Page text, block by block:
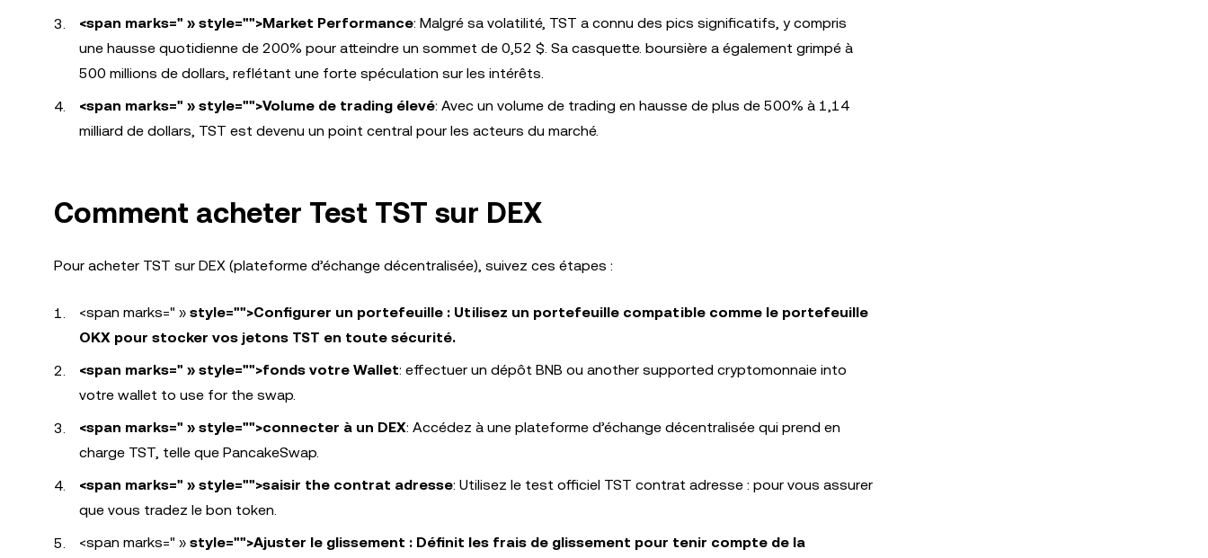
<span marks=" » style="">Market Performance: Malgré sa volatilité, TST a connu des pics significatifs, y compris
une hausse quotidienne de 200% pour atteindre un sommet de 0,52 $. Sa casquette. boursière a également grimpé à
500 millions de dollars, reflétant une forte spéculation sur les intérêts.
<span marks=" » style="">Volume de trading élevé: Avec un volume de trading en hausse de plus de 500% à 1,14
milliard de dollars, TST est devenu un point central pour les acteurs du marché.
Comment acheter Test TST sur DEX
Pour acheter TST sur DEX (plateforme d’échange décentralisée), suivez ces étapes :
<span marks=" » style="">Configurer un portefeuille : Utilisez un portefeuille compatible comme le portefeuille
OKX pour stocker vos jetons TST en toute sécurité.
<span marks=" » style="">fonds votre Wallet: effectuer un dépôt BNB ou another supported cryptomonnaie into
votre wallet to use for the swap.
<span marks=" » style="">connecter à un DEX: Accédez à une plateforme d’échange décentralisée qui prend en
charge TST, telle que PancakeSwap.
<span marks=" » style="">saisir the contrat adresse: Utilisez le test officiel TST contrat adresse : pour vous assurer
que vous tradez le bon token.
<span marks=" » style="">Ajuster le glissement : Définit les frais de glissement pour tenir compte de la